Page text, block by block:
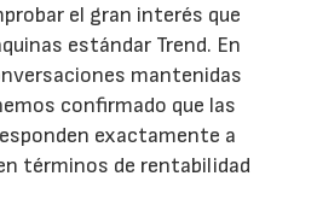
el gran interés que
estándar Trend. En
mantenidas
confirmado que las
exactamente a
términos de rentabilidad